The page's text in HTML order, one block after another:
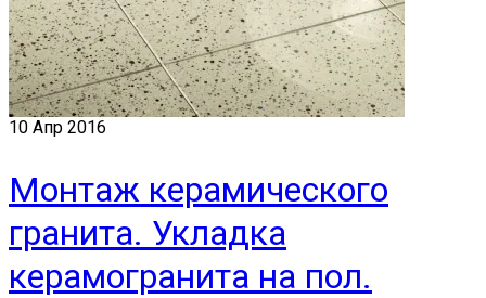
10 Апр 2016
Монтаж керамического
гранита. Укладка
керамогранита на пол.